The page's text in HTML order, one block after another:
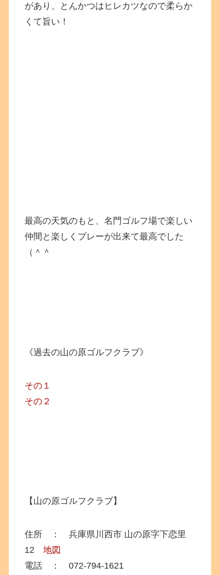
があり、とんかつはヒレカツなので柔らか
くて旨い！
最高の天気のもと、名門ゴルフ場で楽しい
仲間と楽しくプレーが出来て最高でした
（＾＾
《過去の山の原ゴルフクラブ》
その１
その２
【山の原ゴルフクラブ】
住所 ： 兵庫県川西市 山の原字下恋里
12地図
電話 ： 072-794-1621